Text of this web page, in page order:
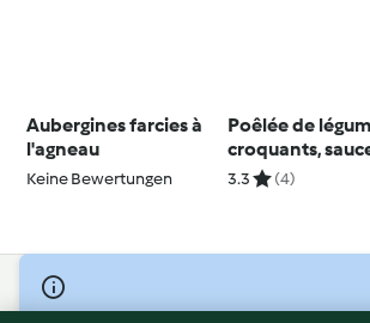
Aubergines farcies à
l'agneau
Keine Bewertungen
Poêlée de
croquants,
asiatique
3.3 (4)
© Copyright 2026